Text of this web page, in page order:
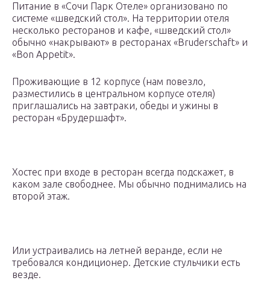
Питание в «Сочи Парк Отеле» организовано по
системе «шведский стол». На территории отеля
несколько ресторанов и кафе, «шведский стол»
обычно «накрывают» в ресторанах «Bruderschaft» и
«Bon Appetit».
Проживающие в 12 корпусе (нам повезло,
разместились в центральном корпусе отеля)
приглашались на завтраки, обеды и ужины в
ресторан «Брудершафт».
Хостес при входе в ресторан всегда подскажет, в
каком зале свободнее. Мы обычно поднимались на
второй этаж.
Или устраивались на летней веранде, если не
требовался кондиционер. Детские стульчики есть
везде.